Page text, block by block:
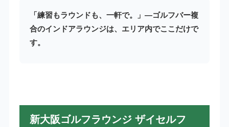
「練習もラウンドも、一軒で。」—ゴルフバー複
合のインドアラウンジは、エリア内でここだけで
す。
新大阪ゴルフラウンジ ザイセルフ